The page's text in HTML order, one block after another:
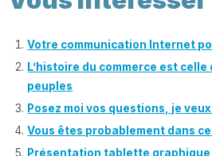
Votre communication Internet
L’histoire du commerce est
peuples
Posez moi vos questions, je
Vous êtes probablement dans
Présentation tablette graphique